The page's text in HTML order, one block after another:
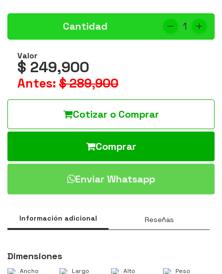
Cantidad 1
Valor
$ 249,900
Antes: $ 289,900
Cotizar o Comprar
Comprar
Enviar Whatsapp
Información adicional Reseñas
Dimensiones
Ancho Largo Alto Peso